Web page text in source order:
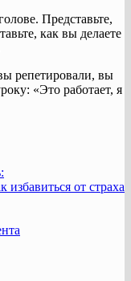
Представьте,
как вы делаете
репетировали, вы
«Это работает, я
избавиться от страха